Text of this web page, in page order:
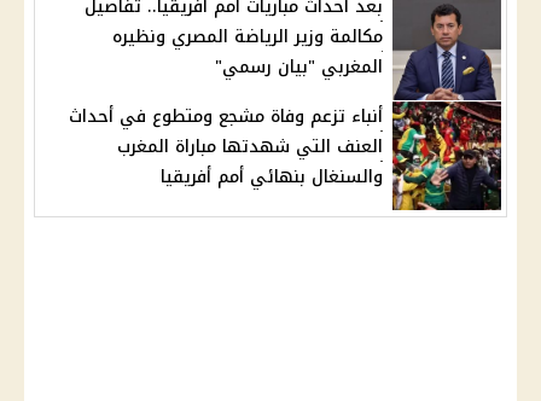
مكالمة وزير الرياضة المصري ونظيره
المغربي "بيان رسمي"
أنباء تزعم وفاة مشجع ومتطوع في أحداث
العنف التي شهدتها مباراة المغرب
والسنغال بنهائي أمم أفريقيا